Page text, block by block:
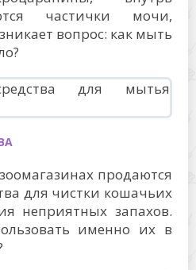
частички мочи,
вопрос: как мыть
продаются
для чистки кошачьих
неприятных запахов.
именно их в